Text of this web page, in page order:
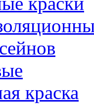
краска